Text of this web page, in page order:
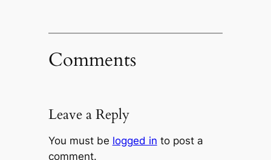
Comments
Leave a Reply
You must be logged in to post a
comment.